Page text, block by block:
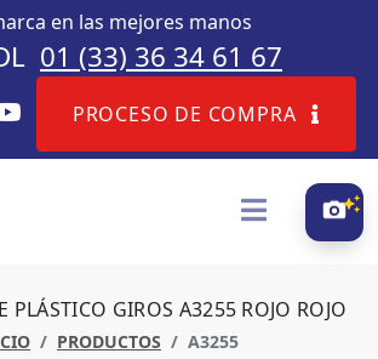
en las mejores manos
01 (33) 36 34 61 67
PROCESO DE COMPRA
PLÁSTICO GIROS A3255 ROJO ROJO
PRODUCTOS A3255